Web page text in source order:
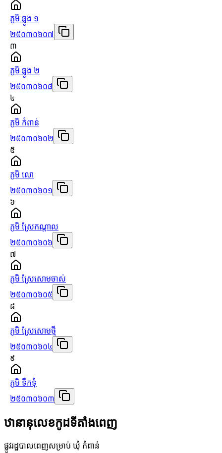
ភូមិ ឆ្លូង ១
២៥០៣០៦០៧
៣
ភូមិ ឆ្លូង ២
២៥០៣០៦០៨
៤
ភូមិ កំពាន់
២៥០៣០៦០២
៥
ភូមិ លោ
២៥០៣០៦០១
៦
ភូមិ ស្រែកណ្ដាល
២៥០៣០៦០៦
៧
ភូមិ ស្រែសោមចាស់
២៥០៣០៦០៥
៨
ភូមិ ស្រែសោមថ្មី
២៥០៣០៦០៤
៩
ភូមិ ទឹកទុំ
២៥០៣០៦០៣
ឋានានុលេខកូដទីតាំងពេញ
ផ្លូវរដ្ឋបាលពេញសម្រាប់ ឃុំ កំពាន់